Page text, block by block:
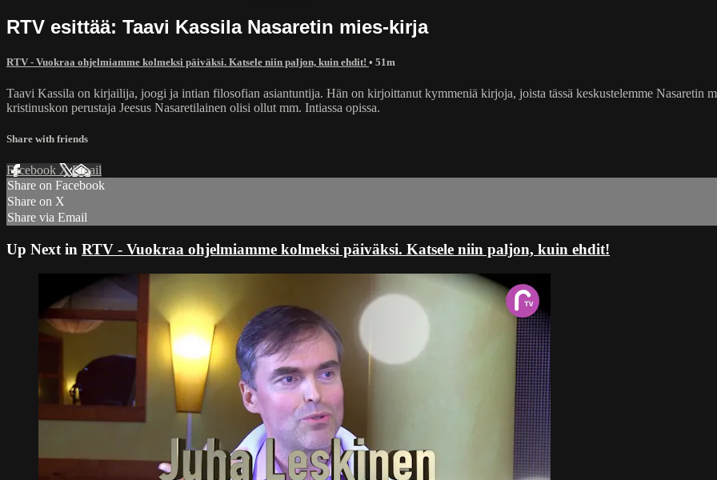
RTV esittää: Taavi Kassila Nasaretin mies-kirja
RTV - Vuokraa ohjelmiamme kolmeksi päiväksi. Katsele niin paljon, kuin ehdit! • 51m
Taavi Kassila on kirjailija, joogi ja intian filosofian asiantuntija. Hän on kirjoittanut kymmeniä kirjoja, joista tässä keskustelemme Nasaretin
kristinuskon perustaja Jeesus Nasaretilainen olisi ollut mm. Intiassa opissa.
Share with friends
Facebook XEmail
Share on Facebook
Share on X
Share via Email
Up Next in RTV - Vuokraa ohjelmiamme kolmeksi päiväksi. Katsele niin paljon, kuin ehdit!